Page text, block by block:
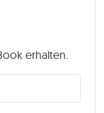
erhalten.